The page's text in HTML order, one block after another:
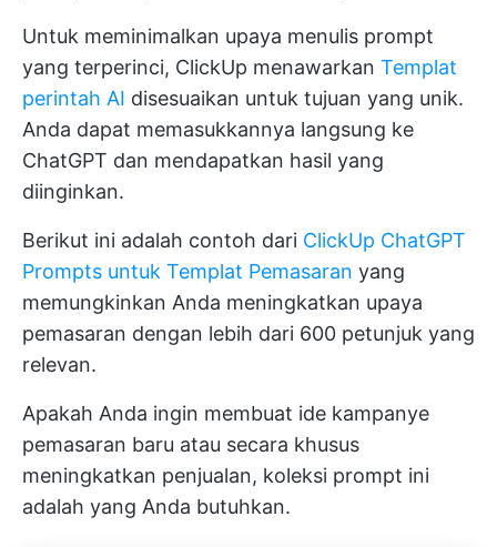
Untuk meminimalkan upaya menulis prompt
yang terperinci, ClickUp menawarkan Templat
perintah AI disesuaikan untuk tujuan yang unik.
Anda dapat memasukkannya langsung ke
ChatGPT dan mendapatkan hasil yang
diinginkan.
Berikut ini adalah contoh dari ClickUp ChatGPT
Prompts untuk Templat Pemasaran yang
memungkinkan Anda meningkatkan upaya
pemasaran dengan lebih dari 600 petunjuk yang
relevan.
Apakah Anda ingin membuat ide kampanye
pemasaran baru atau secara khusus
meningkatkan penjualan, koleksi prompt ini
adalah yang Anda butuhkan.